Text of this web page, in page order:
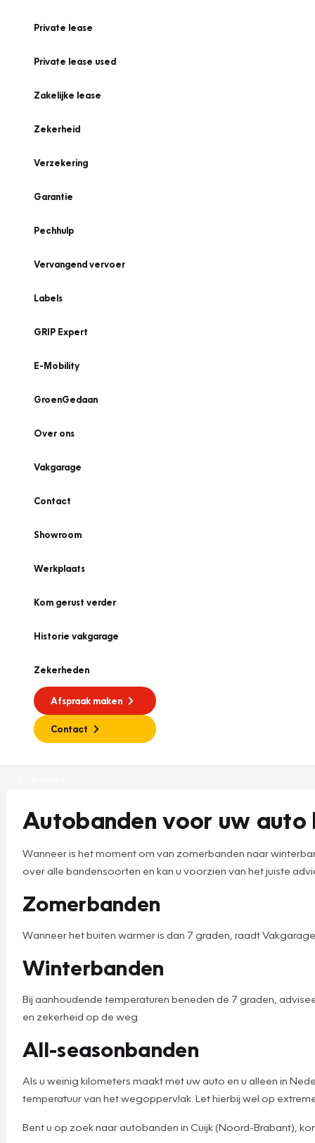
Private lease
Private lease used
Zakelijke lease
Zekerheid
Verzekering
Garantie
Pechhulp
Vervangend vervoer
Labels
GRIP Expert
E-Mobility
GroenGedaan
Over ons
Vakgarage
Contact
Showroom
Werkplaats
Kom gerust verder
Historie vakgarage
Zekerheden
Afspraak maken
Contact
Autobanden voor uw auto
Wanneer is het moment om van zomerbanden naar
over alle bandensoorten en kan u voorzien van het juiste
Zomerbanden
Wanneer het buiten warmer is dan 7 graden, raadt
Winterbanden
Bij aanhoudende temperaturen beneden de 7 graden,
en zekerheid op de weg.
All-seasonbanden
Als u weinig kilometers maakt met uw auto en u alleen in
temperatuur van het wegoppervlak. Let hierbij wel op
Bent u op zoek naar autobanden in Cuijk (Noord-Brabant),